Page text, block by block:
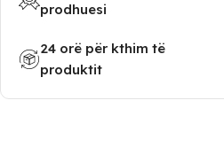
prodhuesi
24 orë për kthim të
produktit